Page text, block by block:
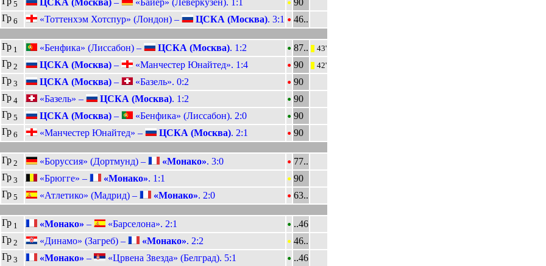
5
Гр6 «Тоттенхэм Хотспур» (Лондон) – ЦСКА (Москва). 3:1 • 46..
Гр1 «Бенфика» (Лиссабон) – ЦСКА (Москва). 1:2 • 87.. 43'
Гр2 ЦСКА (Москва)– «Манчестер Юнайтед». 1:4 • 90 42'
Гр3 ЦСКА (Москва)– «Базель». 0:2 • 90
Гр4 «Базель» – ЦСКА (Москва). 1:2 • 90
Гр5 ЦСКА (Москва)– «Бенфика» (Лиссабон). 2:0 • 90
Гр6 «Манчестер Юнайтед» – ЦСКА (Москва). 2:1 • 90
Гр2 «Боруссия» (Дортмунд) – «Монако». 3:0 • 77..
Гр3 «Брюгге» – «Монако». 1:1 • 90
Гр5 «Атлетико» (Мадрид) – «Монако». 2:0 • 63..
Гр1 «Монако» – «Барселона». 2:1 • ..46
Гр2 «Динамо» (Загреб) – «Монако». 2:2 • 46..
Гр3 «Монако» – «Црвена Звезда» (Белград). 5:1 • ..46